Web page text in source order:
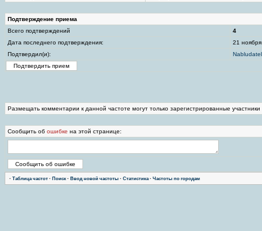
Подтверждение приема
Всего подтверждений
4
Дата последнего подтверждения:
21
Подтвердил(и):
Nabludatel
Размещать комментарии к данной частоте могут только зарегистрированные
Сообщить об ошибке на этой странице:
· Таблица частот · Поиск · Ввод новой частоты · Статистика· Частоты по городам